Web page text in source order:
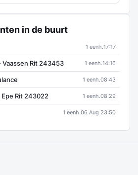
in de buurt
1 eenh.17:17
Vaassen Rit 243453 1 eenh.14:16
1 eenh.08:43
Rit 243022 1 eenh.08:29
1 eenh.06 Aug 23:50